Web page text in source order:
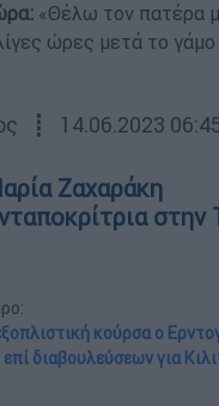
«Θέλω τον πατέρα
ώρες μετά το γάμο
┋ 14.06.2023
Ζαχαράκη
στην
κούρσα ο
διαβουλεύσεων για